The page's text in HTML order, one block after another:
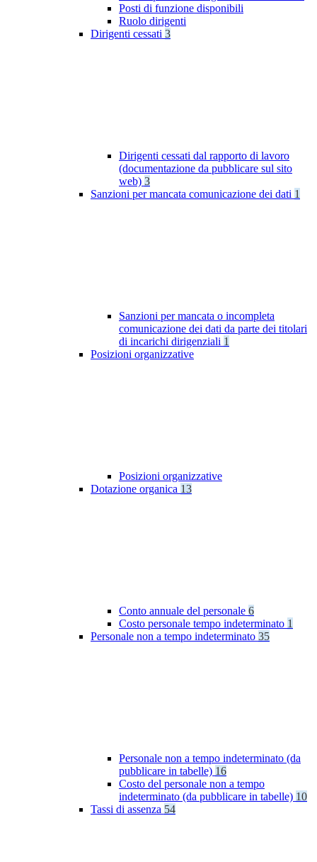
Posti di funzione disponibili
Ruolo dirigenti
Dirigenti cessati 3
Dirigenti cessati dal rapporto di lavoro
(documentazione da pubblicare sul sito
web) 3
Sanzioni per mancata comunicazione dei dati 1
Sanzioni per mancata o incompleta
comunicazione dei dati da parte dei titolari
di incarichi dirigenziali 1
Posizioni organizzative
Posizioni organizzative
Dotazione organica 13
Conto annuale del personale 6
Costo personale tempo indeterminato 1
Personale non a tempo indeterminato 35
Personale non a tempo indeterminato (da
pubblicare in tabelle) 16
Costo del personale non a tempo
indeterminato (da pubblicare in tabelle) 10
Tassi di assenza 54